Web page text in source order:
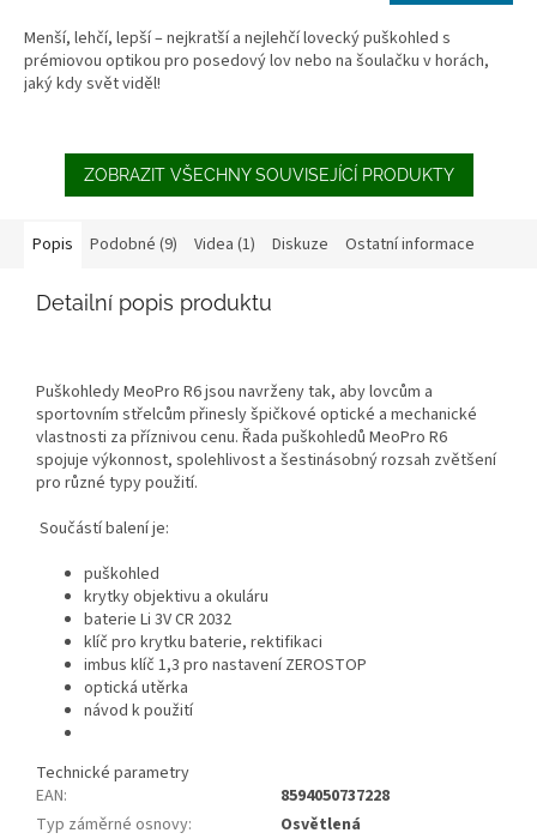
Menší, lehčí, lepší – nejkratší a nejlehčí lovecký puškohled s
prémiovou optikou pro posedový lov nebo na šoulačku v horách,
jaký kdy svět viděl!
ZOBRAZIT VŠECHNY SOUVISEJÍCÍ PRODUKTY
Popis Podobné (9) Videa (1) Diskuze Ostatní informace
Detailní popis produktu
Puškohledy MeoPro R6 jsou navrženy tak, aby lovcům a
sportovním střelcům přinesly špičkové optické a mechanické
vlastnosti za příznivou cenu. Řada puškohledů MeoPro R6
spojuje výkonnost, spolehlivost a šestinásobný rozsah zvětšení
pro různé typy použití.
Součástí balení je:
puškohled
krytky objektivu a okuláru
baterie Li 3V CR 2032
klíč pro krytku baterie, rektifikaci
imbus klíč 1,3 pro nastavení ZEROSTOP
optická utěrka
návod k použití
Technické parametry
EAN:
8594050737228
Typ záměrné osnovy:
Osvětlená